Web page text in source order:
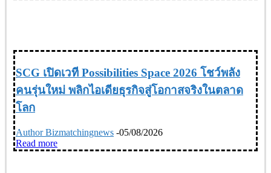
SCG เปิดเวที Possibilities Space 2026 โชว์พลัง
คนรุ่นใหม่ พลิกไอเดียธุรกิจสู่โอกาสจริงในตลาด
โลก
Author Bizmatchingnews -05/08/2026
Read more